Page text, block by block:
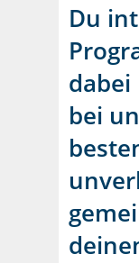
Du
dabei
bei